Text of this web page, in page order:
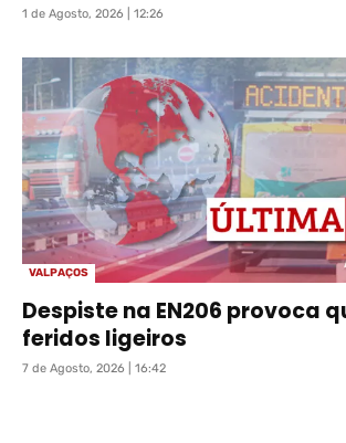
1 de Agosto, 2026 | 12:26
VALPAÇOS
Despiste na EN206 provoca
feridos ligeiros
7 de Agosto, 2026 | 16:42